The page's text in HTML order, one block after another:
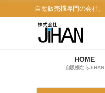
自動販売機専門の会社
HOME
自販機ならJiHAN